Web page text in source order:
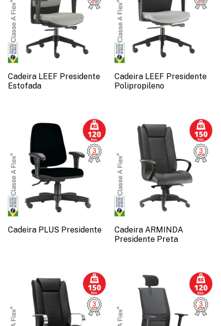
Cadeira LEEF Presidente
Estofada
Cadeira LEEF Presidente
Polipropileno
Cadeira PLUS Presidente
Cadeira ARMINDA
Presidente Preta